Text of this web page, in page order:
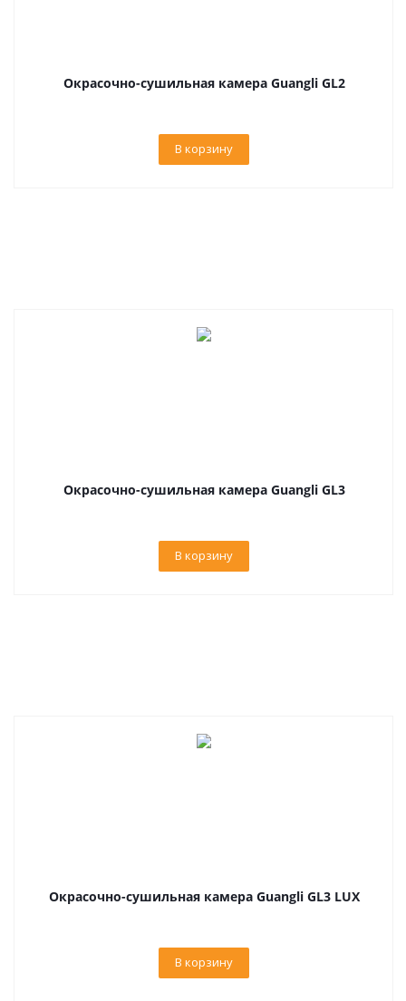
Окрасочно-сушильная камера Guangli GL2
В корзину
Окрасочно-сушильная камера Guangli GL3
В корзину
Окрасочно-сушильная камера Guangli GL3 LUX
В корзину